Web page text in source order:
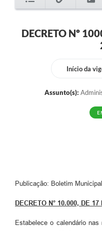
Transparência
Programa Famílias Fortes
Contratação de estagiário -
Vagas de emprego no PAT
DECRETO Nº
Início da
Assunto(s):
Publicação: Boletim
DECRETO N° 10.000, DE
Estabelece o calendário